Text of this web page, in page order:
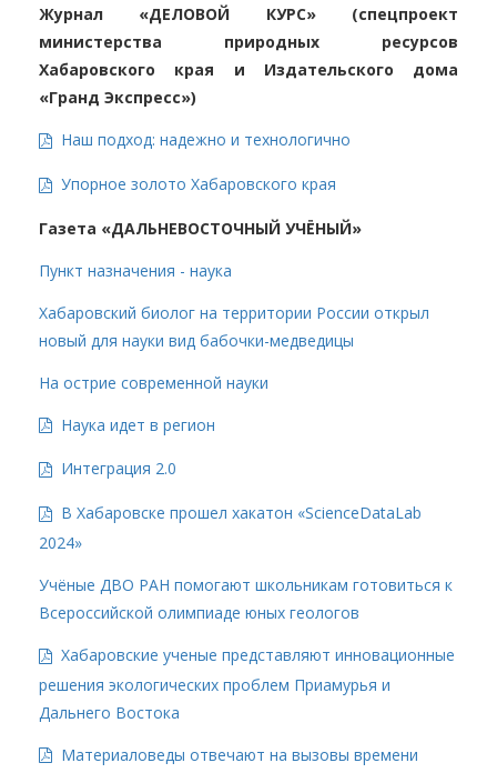
Журнал «ДЕЛОВОЙ КУРС» (спецпроект
министерства природных ресурсов
Хабаровского края и Издательского дома
«Гранд Экспресс»)
Наш подход: надежно и технологично
Упорное золото Хабаровского края
Газета «ДАЛЬНЕВОСТОЧНЫЙ УЧЁНЫЙ»
Пункт назначения - наука
Хабаровский биолог на территории России открыл
новый для науки вид бабочки-медведицы
На острие современной науки
Наука идет в регион
Интеграция 2.0
В Хабаровске прошел хакатон «ScienceDataLab
2024»
Учёные ДВО РАН помогают школьникам готовиться к
Всероссийской олимпиаде юных геологов
Хабаровские ученые представляют инновационные
решения экологических проблем Приамурья и
Дальнего Востока
Материаловеды отвечают на вызовы времени